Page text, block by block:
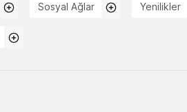
Sosyal Ağlar Yenilikler